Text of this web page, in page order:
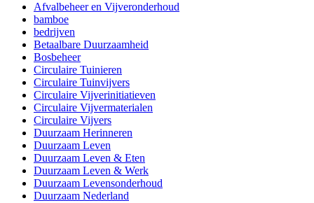
Afvalbeheer en Vijveronderhoud
bamboe
bedrijven
Betaalbare Duurzaamheid
Bosbeheer
Circulaire Tuinieren
Circulaire Tuinvijvers
Circulaire Vijverinitiatieven
Circulaire Vijvermaterialen
Circulaire Vijvers
Duurzaam Herinneren
Duurzaam Leven
Duurzaam Leven & Eten
Duurzaam Leven & Werk
Duurzaam Levensonderhoud
Duurzaam Nederland